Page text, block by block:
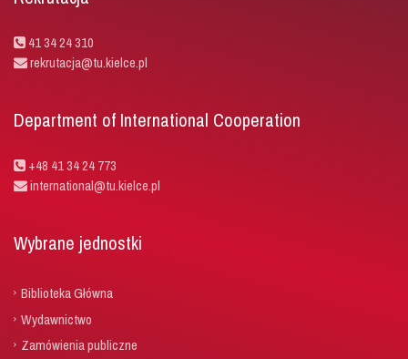
41 34 24 310
rekrutacja@tu.kielce.pl
Department of International Cooperation
+48 41 34 24 773
international@tu.kielce.pl
Wybrane jednostki
Biblioteka Główna
Wydawnictwo
Zamówienia publiczne